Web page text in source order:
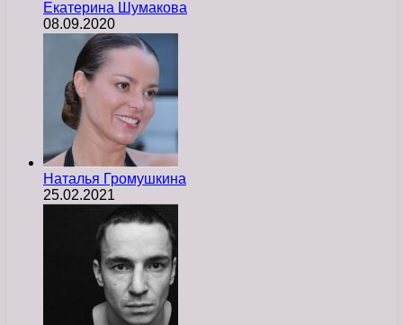
Екатерина Шумакова
08.09.2020
Наталья Громушкина
25.02.2021